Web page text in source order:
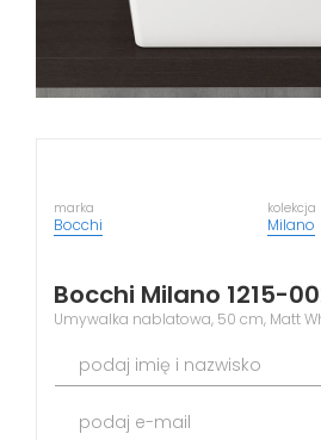
marka
Bocchi
kolekcja
Milano
Bocchi Milano 1215-
Umywalka nablatowa, 50 cm, Matt
podaj imię i nazwisko
podaj e-mail